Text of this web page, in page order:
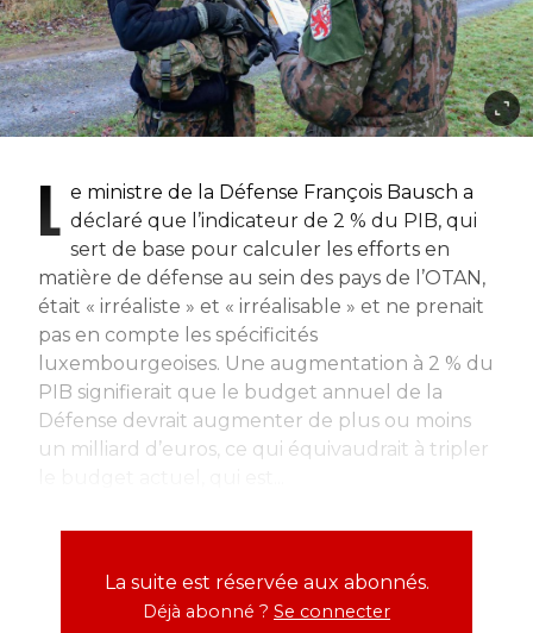
L e ministre de la Défense François Bausch a
déclaré que l’indicateur de 2 % du PIB, qui
sert de base pour calculer les efforts en
matière de défense au sein des pays de l’OTAN,
était « irréaliste » et « irréalisable » et ne prenait
pas en compte les spécificités
luxembourgeoises. Une augmentation à 2 % du
PIB signifierait que le budget annuel de la
Défense devrait augmenter de plus ou moins
un milliard d’euros, ce qui équivaudrait à tripler
La suite est réservée aux abonnés.
Déjà abonné ? Se connecter